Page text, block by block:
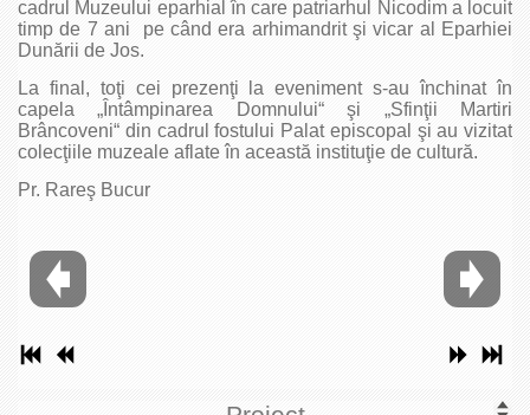
cadrul Muzeului eparhial în care patriarhul Nicodim a locuit
timp de 7 ani pe când era arhimandrit şi vicar al Eparhiei
Dunării de Jos.
La final, toţi cei prezenţi la eveniment s-au închinat în
capela „Întâmpinarea Domnului“ şi „Sfinţii Martiri
Brâncoveni“ din cadrul fostului Palat episcopal şi au vizitat
colecţiile muzeale aflate în această instituţie de cultură.
Pr. Rareş Bucur